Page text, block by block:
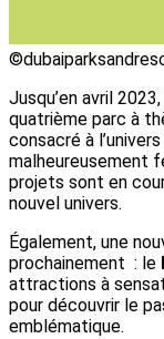
Jusqu’en avril
quatrième parc à
consacré à
malheureusement
projets sont en
nouvel univers.
Également, une
prochainement : le
attractions à
pour découvrir le
emblématique.